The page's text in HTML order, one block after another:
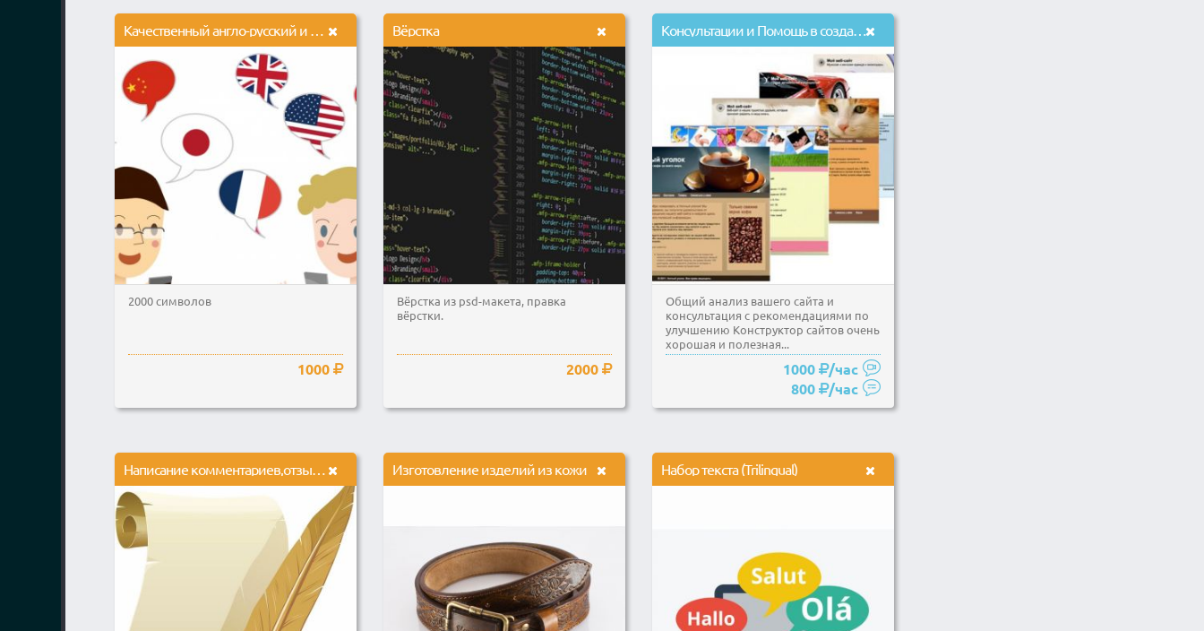
Качественный англо-русский и русско-английский перевод текстов
2000 символов
1000
Вёрстка
Вёрстка из psd-макета, правка
вёрстки.
2000
Консультации и Помощь в создании сайтов на конструкторах
Общий анализ вашего сайта и
консультация с рекомендациями по
улучшению Конструктор сайтов очень
хорошая и полезная...
1000
/час
800
/час
Написание комментариев,отзывов,статей Изготовление изделий из кожи Набор текста (Trilingual)